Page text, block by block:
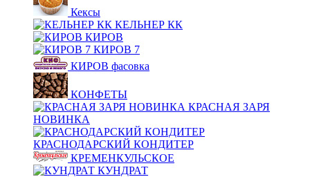
Кексы
КЕЛЬНЕР КК
КИРОВ
КИРОВ 7
КИРОВ фасовка
КОНФЕТЫ
КРАСНАЯ ЗАРЯ
НОВИНКА
КРАСНОДАРСКИЙ КОНДИТЕР
КРЕМЕНКУЛЬСКОЕ
КУНДРАТ